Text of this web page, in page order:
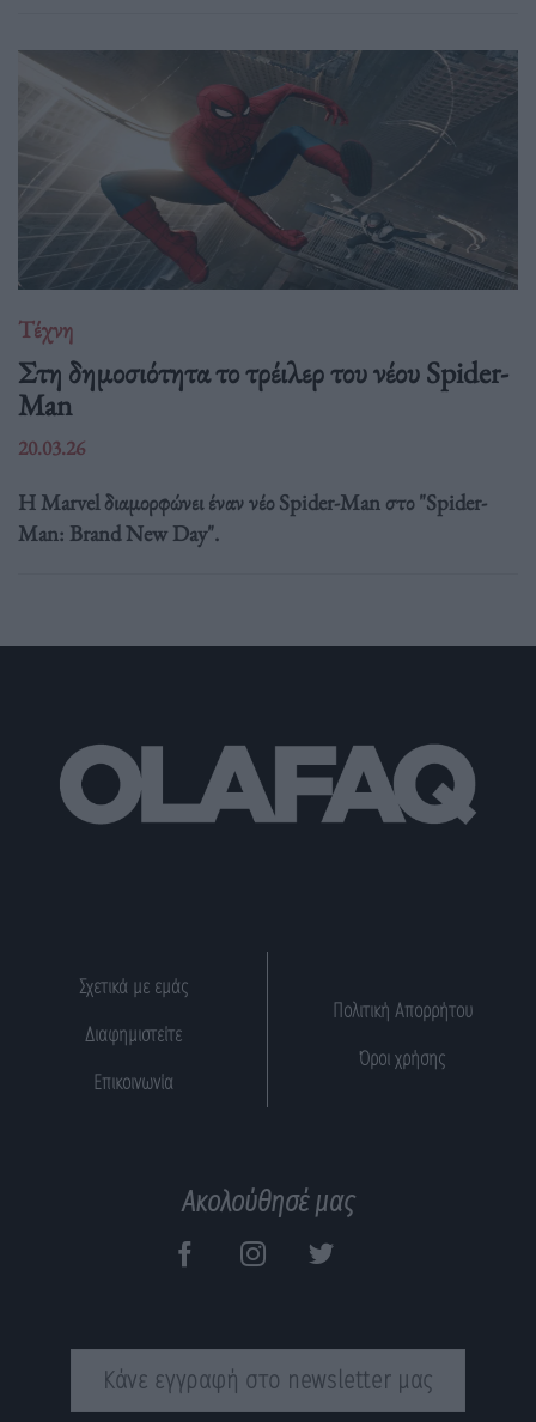
Τέχνη
Στη δημοσιότητα το τρέιλερ του νέου Spider-
Man
20.03.26
Η Marvel διαμορφώνει έναν νέο Spider-Man στο "Spider-
Man: Brand New Day".
Σχετικά με εμάς
Διαφημιστείτε
Επικοινωνία
Πολιτική Απορρήτου
Όροι χρήσης
Ακολούθησέ μας
Κάνε εγγραφή στο newsletter μας